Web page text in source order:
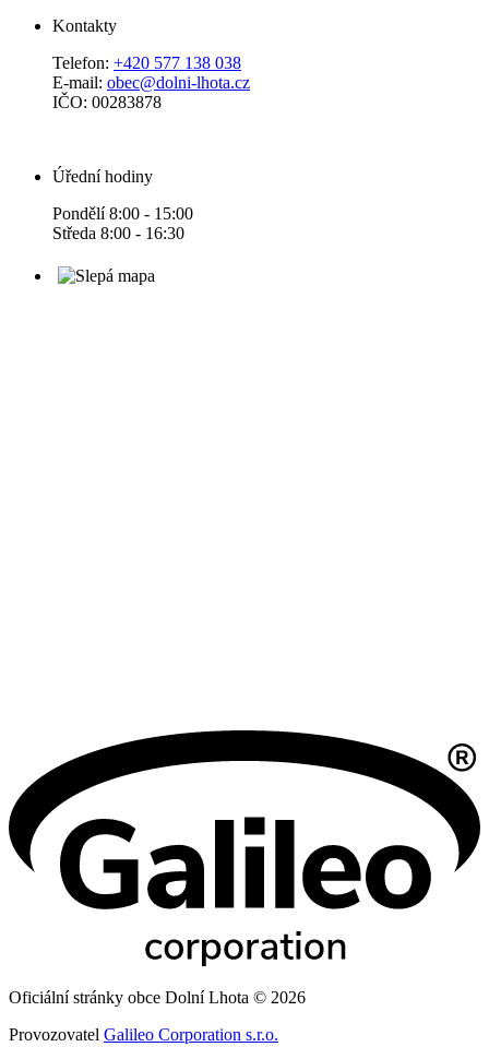
Kontakty
Telefon: +420 577 138 038
E-mail: obec@dolni-lhota.cz
IČO: 00283878
Úřední hodiny
Pondělí 8:00 - 15:00
Středa 8:00 - 16:30
Oficiální stránky obce Dolní Lhota © 2026
Provozovatel Galileo Corporation s.r.o.